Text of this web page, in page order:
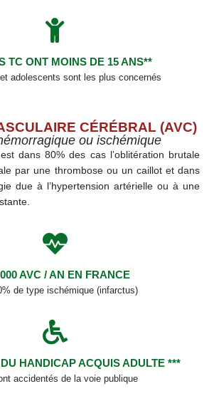
TC ONT MOINS DE 15 ANS**
et adolescents sont les plus concernés
CÉRÉBRAL (AVC)
ou ischémique
dans 80% des cas l’oblitération brutale
par une thrombose ou un caillot et dans
due à l’hypertension artérielle ou à une
AVC / AN EN FRANCE
de type ischémique (infarctus)
HANDICAP ACQUIS ADULTE ***
accidentés de la voie publique